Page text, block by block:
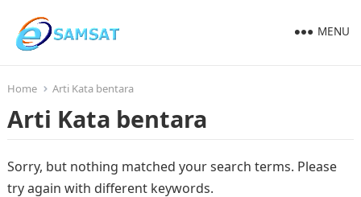
MENU
Home Arti Kata bentara
Arti Kata bentara
Sorry, but nothing matched your search terms. Please
try again with different keywords.